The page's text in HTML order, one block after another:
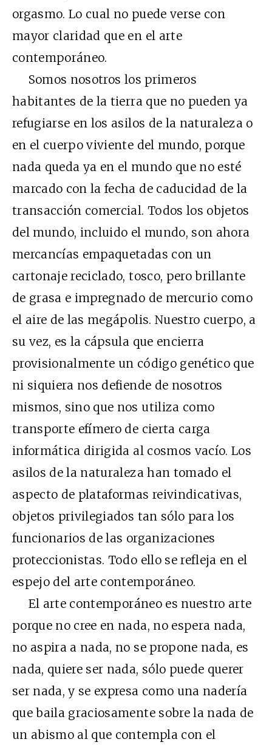
orgasmo. Lo cual no puede verse con
mayor claridad que en el arte
contemporáneo.
Somos nosotros los primeros
habitantes de la tierra que no pueden ya
refugiarse en los asilos de la naturaleza o
en el cuerpo viviente del mundo, porque
nada queda ya en el mundo que no esté
marcado con la fecha de caducidad de la
transacción comercial. Todos los objetos
del mundo, incluido el mundo, son ahora
mercancías empaquetadas con un
cartonaje reciclado, tosco, pero brillante
de grasa e impregnado de mercurio como
el aire de las megápolis. Nuestro cuerpo, a
su vez, es la cápsula que encierra
provisionalmente un código genético que
ni siquiera nos defiende de nosotros
mismos, sino que nos utiliza como
transporte efímero de cierta carga
informática dirigida al cosmos vacío. Los
asilos de la naturaleza han tomado el
aspecto de plataformas reivindicativas,
objetos privilegiados tan sólo para los
funcionarios de las organizaciones
proteccionistas. Todo ello se refleja en el
espejo del arte contemporáneo.
El arte contemporáneo es nuestro arte
porque no cree en nada, no espera nada,
no aspira a nada, no se propone nada, es
nada, quiere ser nada, sólo puede querer
ser nada, y se expresa como una nadería
que baila graciosamente sobre la nada de
un abismo al que contempla con el